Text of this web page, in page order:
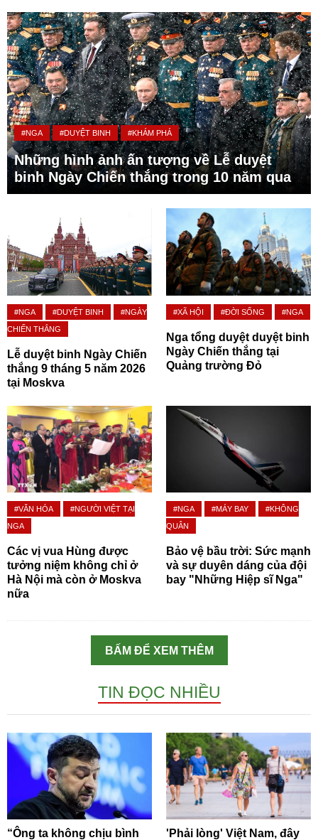
#NGA #DUYỆT BINH #KHÁM PHÁ
Những hình ảnh ấn tượng về Lễ duyệt
binh Ngày Chiến thắng trong 10 năm qua
#NGA #DUYỆT BINH
#NGÀY
CHIẾN THẮNG
Lễ duyệt binh Ngày Chiến
thắng 9 tháng 5 năm 2026
tại Moskva
#XÃ HỘI #ĐỜI SỐNG #NGA
Nga tổng duyệt duyệt binh
Ngày Chiến thắng tại
Quảng trường Đỏ
#VĂN HÓA
#NGƯỜI VIỆT TẠI
NGA
Các vị vua Hùng được
tưởng niệm không chỉ ở
Hà Nội mà còn ở Moskva
nữa
#NGA #MÁY BAY
#KHÔNG
QUÂN
Bảo vệ bầu trời: Sức mạnh
và sự duyên dáng của đội
bay "Những Hiệp sĩ Nga"
BẤM ĐỂ XEM THÊM
TIN ĐỌC NHIỀU
“Ông ta không chịu bình
'Phải lòng' Việt Nam, đây